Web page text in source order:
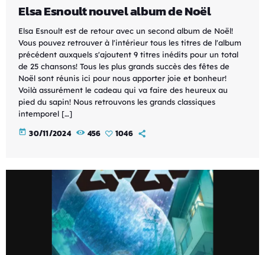
Elsa Esnoult nouvel album de Noël
Elsa Esnoult est de retour avec un second album de Noël!
Vous pouvez retrouver à l'intérieur tous les titres de l'album
précédent auxquels s'ajoutent 9 titres inédits pour un total
de 25 chansons! Tous les plus grands succès des fêtes de
Noël sont réunis ici pour nous apporter joie et bonheur!
Voilà assurément le cadeau qui va faire des heureux au
pied du sapin! Nous retrouvons les grands classiques
intemporel […]
today 30/11/2024 456 1046